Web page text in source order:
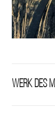
AHA!
WERK DES